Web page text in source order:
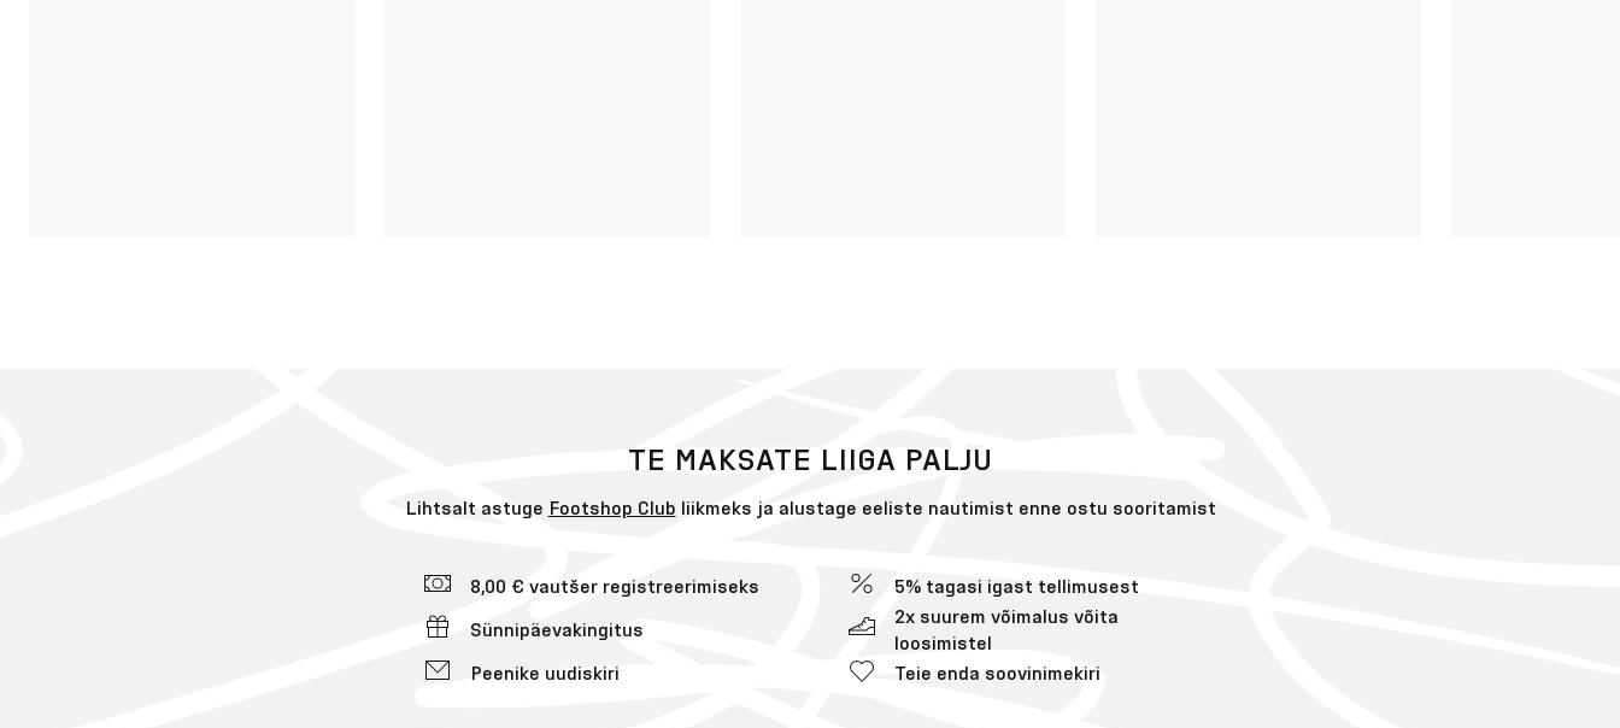
TE MAKSATE LIIGA PALJU
Lihtsalt astuge Footshop Club liikmeks ja alustage eeliste nautimist enne ostu sooritamist
8,00 € vautšer registreerimiseks
5% tagasi igast tellimusest
Sünnipäevakingitus
2x suurem võimalus võita
loosimistel
Peenike uudiskiri
Teie enda soovinimekiri